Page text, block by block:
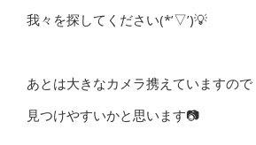
我々を探してください(*’▽’)💡
あとは大きなカメラ携えていますので
見つけやすいかと思います📷